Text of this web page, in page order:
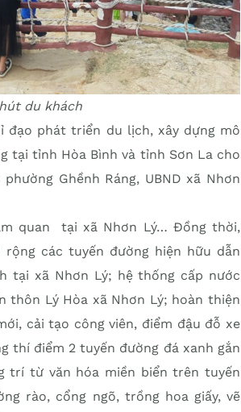
du khách
phát triển du lịch, xây dựng mô
tại tỉnh Hòa Bình và tỉnh Sơn La cho
Ghềnh Ráng, UBND xã Nhơn
quan tại xã Nhơn Lý… Đồng thời,
rộng các tuyến đường hiện hữu dẫn
tại xã Nhơn Lý; hệ thống cấp nước
thôn Lý Hòa xã Nhơn Lý; hoàn thiện
cải tạo công viên, điểm đậu đỗ xe
thí điểm 2 tuyến đường đá xanh gắn
trí từ văn hóa miền biển trên tuyến
rào, cổng ngõ, trồng hoa giấy, vẽ